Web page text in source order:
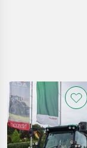
ricerca
Categoria